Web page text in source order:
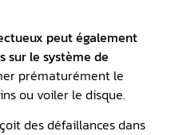
peut également
sur le système de
prématurément le
ou voiler le disque.
des défaillances dans